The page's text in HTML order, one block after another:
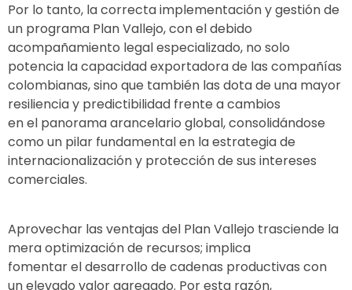
Por lo tanto, la correcta implementación y gestión de
un programa Plan Vallejo, con el debido
acompañamiento legal especializado, no solo
potencia la capacidad exportadora de las compañías
colombianas, sino que también las dota de una mayor
resiliencia y predictibilidad frente a cambios
en el panorama arancelario global, consolidándose
como un pilar fundamental en la estrategia de
internacionalización y protección de sus intereses
comerciales.
Aprovechar las ventajas del Plan Vallejo trasciende la
mera optimización de recursos; implica
fomentar el desarrollo de cadenas productivas con
un elevado valor agregado. Por esta razón,